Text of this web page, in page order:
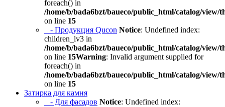
foreach() in
/home/b/bada6bzt/baueco/public_html/catalog/view/
on line 15
- Продукция Qucon Notice: Undefined index:
children_lv3 in
/home/b/bada6bzt/baueco/public_html/catalog/view/
on line 15Warning: Invalid argument supplied for
foreach() in
/home/b/bada6bzt/baueco/public_html/catalog/view/
on line 15
Затирка для камня
- Для фасадов Notice: Undefined index: